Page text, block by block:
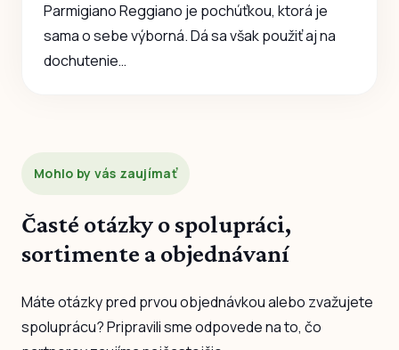
Parmigiano Reggiano je pochúťkou, ktorá je
sama o sebe výborná. Dá sa však použiť aj na
dochutenie…
Mohlo by vás zaujímať
Časté otázky o spolupráci,
sortimente a objednávaní
Máte otázky pred prvou objednávkou alebo zvažujete
spoluprácu? Pripravili sme odpovede na to, čo